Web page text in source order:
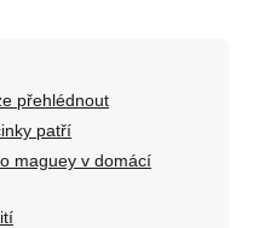
přehlédnout
patří
maguey v domácí